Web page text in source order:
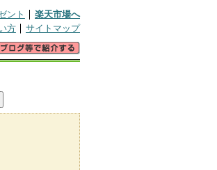
ント
楽天市場へ
方 サイトマップ